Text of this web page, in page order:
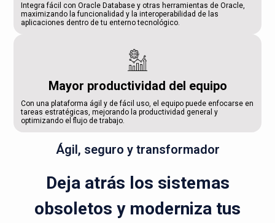
Integra fácil con Oracle Database y otras herramientas de Oracle,
maximizando la funcionalidad y la interoperabilidad de las
aplicaciones dentro de tu enterno tecnológico.
Mayor productividad del equipo
Con una plataforma ágil y de fácil uso, el equipo puede enfocarse en
tareas estratégicas, mejorando la productividad general y
optimizando el flujo de trabajo.
Ágil, seguro y transformador
Deja atrás los sistemas
obsoletos y moderniza tus